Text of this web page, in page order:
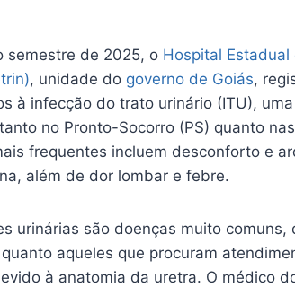
semestre de 2025, o Hospital Estadual
, unidade do governo de Goiás,
à infecção do trato urinário (ITU),
no Pronto-Socorro (PS) quanto
frequentes incluem desconforto e
além de dor lombar e febre.
urinárias são doenças muito
aqueles que procuram
à anatomia da uretra. O médico